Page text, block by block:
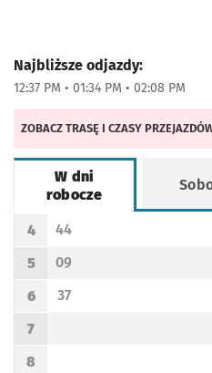
Najbliższe odjazdy:
12:37 PM • 01:34 PM • 02:08 PM
ZOBACZ TRASĘ I CZASY
W dni
robocze
Rozkład jazdy -
Godzina odjazdu
4
Odjazd
44
minut po godzinie 4
Godzina odjazdu
5
Odjazd
09
minut po godzinie 5
Godzina odjazdu
6
Odjazd
37
minut po godzinie 6
Godzina odjazdu
7
8